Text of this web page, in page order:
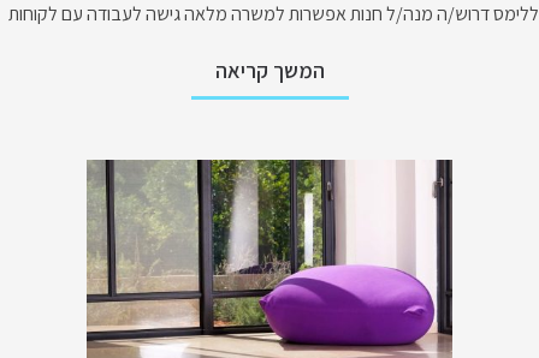
ללימס דרוש/ה מנה/ל חנות אפשרות למשרה מלאה גישה לעבודה עם לקוחות
המשך קריאה